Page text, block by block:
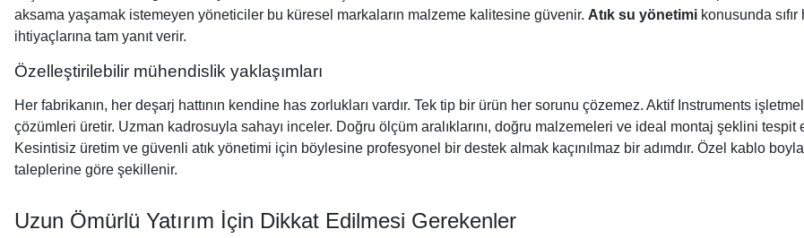
aksama yaşamak istemeyen yöneticiler bu küresel markaların malzeme kalitesine güvenir. Atık su yönetimi konusunda
ihtiyaçlarına tam yanıt verir.
Özelleştirilebilir mühendislik yaklaşımları
Her fabrikanın, her deşarj hattının kendine has zorlukları vardır. Tek tip bir ürün her sorunu çözemez. Aktif Instruments
çözümleri üretir. Uzman kadrosuyla sahayı inceler. Doğru ölçüm aralıklarını, doğru malzemeleri ve ideal montaj şeklini tespit
Kesintisiz üretim ve güvenli atık yönetimi için böylesine profesyonel bir destek almak kaçınılmaz bir adımdır. Özel kablo
taleplerine göre şekillenir.
Uzun Ömürlü Yatırım İçin Dikkat Edilmesi Gerekenler